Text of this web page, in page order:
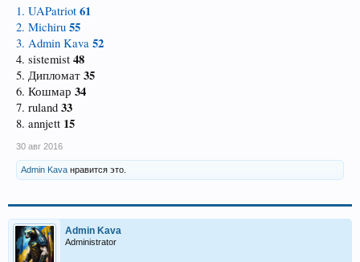
1. UAPatriot 61
2. Michiru 55
3. Admin Kava 52
4. sistemist 48
5. Дипломат 35
6. Кошмар 34
7. ruland 33
8. annjett 15
30 авг 2016
Admin Kava нравится это.
Admin Kava
Administrator